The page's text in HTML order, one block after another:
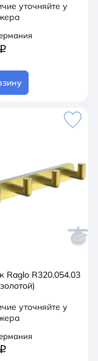
уточняйте у
q
Raglo R320.054.03
уточняйте у
q